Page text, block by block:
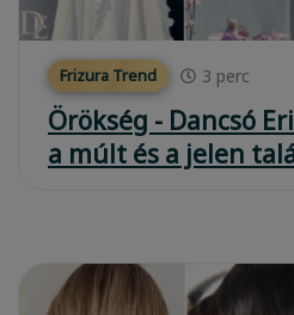
Frizura Trend 3 perc
Örökség - Dancsó
a múlt és a jelen